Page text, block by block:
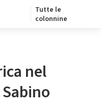
Tutte le
colonnine
nel